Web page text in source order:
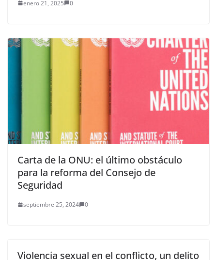
enero 21, 2025 0
Carta de la ONU: el último obstáculo
para la reforma del Consejo de
Seguridad
septiembre 25, 2024 0
Violencia sexual en el conflicto, un delito